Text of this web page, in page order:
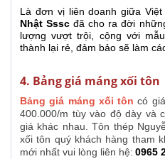
Là đơn vị liên doanh giữa
Nhật Sssc đã cho ra đời
lượng vượt trội, cộng với
thành lại rẻ, đảm bảo sẽ làm
4. Bảng giá máng xối tôn
Bảng giá máng xối tôn có
400.000/m tùy vào độ dày và
giá khác nhau. Tôn thép
xối tôn quý khách hàng tham
mới nhất vui lòng liên hệ: 0965